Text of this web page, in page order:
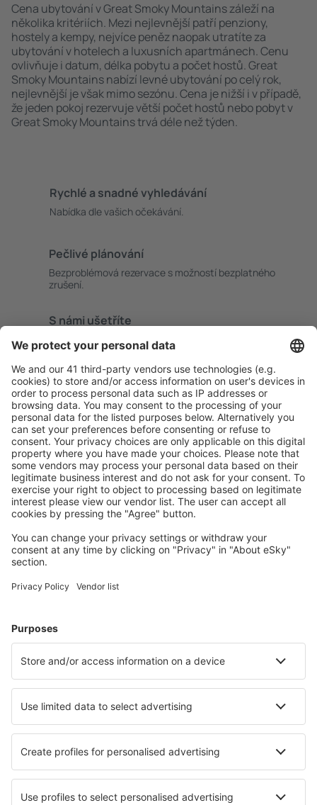
Cena ubytování v Great Smoky Mountains záleží na
několika kritériích. Mezi nejlevnější patří penziony,
hostely a kempy, nejvíce peněz naopak utratíte za
ubytování v hotelech a luxusních apartmánech. Cenu
ovlivňuje i datum, délka pobytu a počet hostů. Great
Smoky Mountains nabízí levné ubytování po celý rok,
nejlevnější je však mimo sezónu. Cena je nižší i v případě,
že jeden pokoj rezervuje větší počet hostů nebo pobyt v
Great Smoky Mountains trvá déle než týden.
Rychlé a snadné vyhledávání
Nabídka dle vašich očekávání.
Pečlivé plánování
Bezproblémová rezervace s možností bezplatného
zrušení.
S námi ušetříte
Atraktivní ceny a speciální nabídky pro přihlášené
uživatele.
Ubytování dle vašeho gusta
Vyberte si z více než 1.3 milionu zařízení: hotelů,
apartmánů, chat a dalších.
Uživateli eSky nejčastěji hledané ubytování
Ubytování ve Spojených státech amerických - Oblíbená
města
Ubytování in Kissimmee Ubytování in Sevierville
Ubytování v Birminghamu Ubytování in Beach Haven
Nejlepší ubytování - města
Ubytování in Meeniyan Ubytování in Worben
Ubytování in Gorla Minore Ubytování in Brzeznica